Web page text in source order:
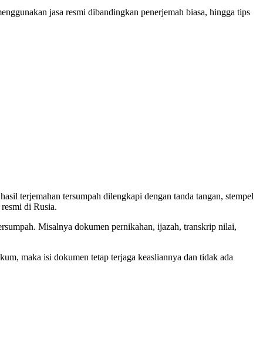
jasa resmi dibandingkan penerjemah biasa, hingga tips
terjemahan tersumpah dilengkapi dengan tanda tangan, stempel
di Rusia.
Misalnya dokumen pernikahan, ijazah, transkrip nilai,
maka isi dokumen tetap terjaga keasliannya dan tidak ada